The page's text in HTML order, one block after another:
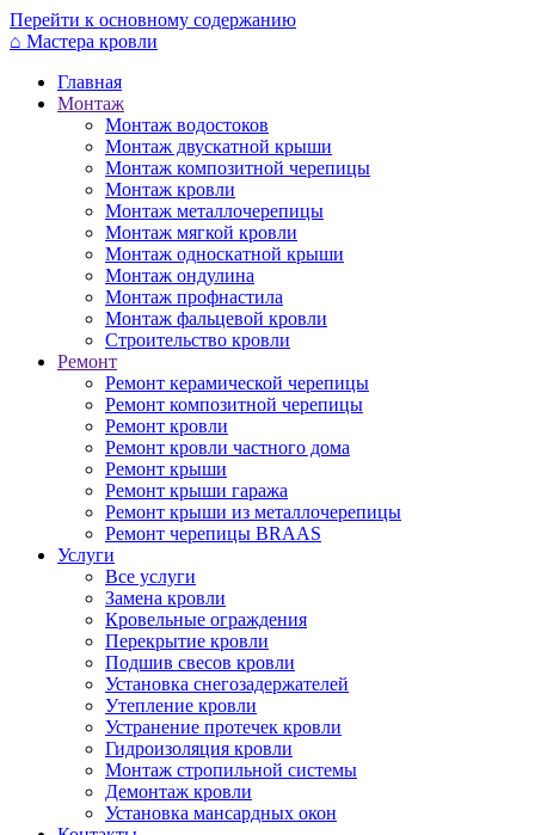
Перейти к основному содержанию
⌂ Мастера кровли
Главная
Монтаж
Монтаж водостоков
Монтаж двускатной крыши
Монтаж композитной черепицы
Монтаж кровли
Монтаж металлочерепицы
Монтаж мягкой кровли
Монтаж односкатной крыши
Монтаж ондулина
Монтаж профнастила
Монтаж фальцевой кровли
Строительство кровли
Ремонт
Ремонт керамической черепицы
Ремонт композитной черепицы
Ремонт кровли
Ремонт кровли частного дома
Ремонт крыши
Ремонт крыши гаража
Ремонт крыши из металлочерепицы
Ремонт черепицы BRAAS
Услуги
Все услуги
Замена кровли
Кровельные ограждения
Перекрытие кровли
Подшив свесов кровли
Установка снегозадержателей
Утепление кровли
Устранение протечек кровли
Гидроизоляция кровли
Монтаж стропильной системы
Демонтаж кровли
Установка мансардных окон